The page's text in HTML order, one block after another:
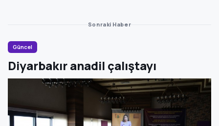
Sonraki Haber
Güncel
Diyarbakır anadil çalıştayı